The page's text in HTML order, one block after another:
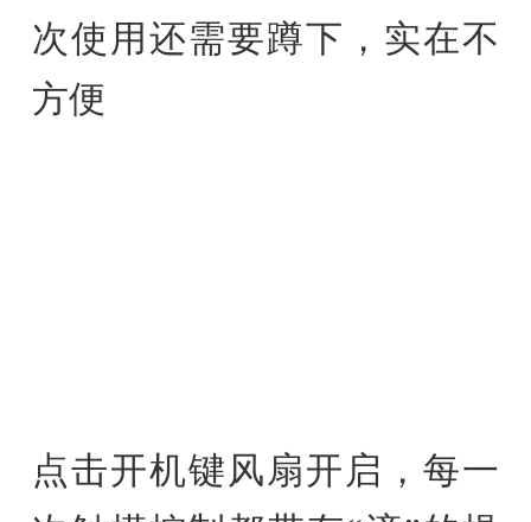
次使用还需要蹲下，实在不
方便
点击开机键风扇开启，每一